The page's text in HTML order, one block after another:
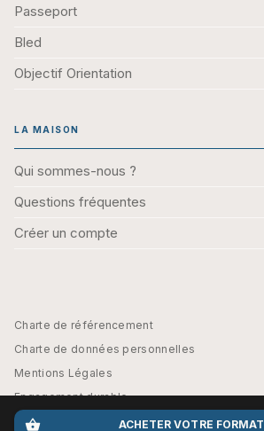
shopping_basket ACHETER VOTRE FORMAT
Passeport
Bled
Objectif Orientation
LA MAISON
Qui sommes-nous ?
Questions fréquentes
Créer un compte
Charte de référencement
Charte de données personnelles
Mentions Légales
Engagement durable
CGU